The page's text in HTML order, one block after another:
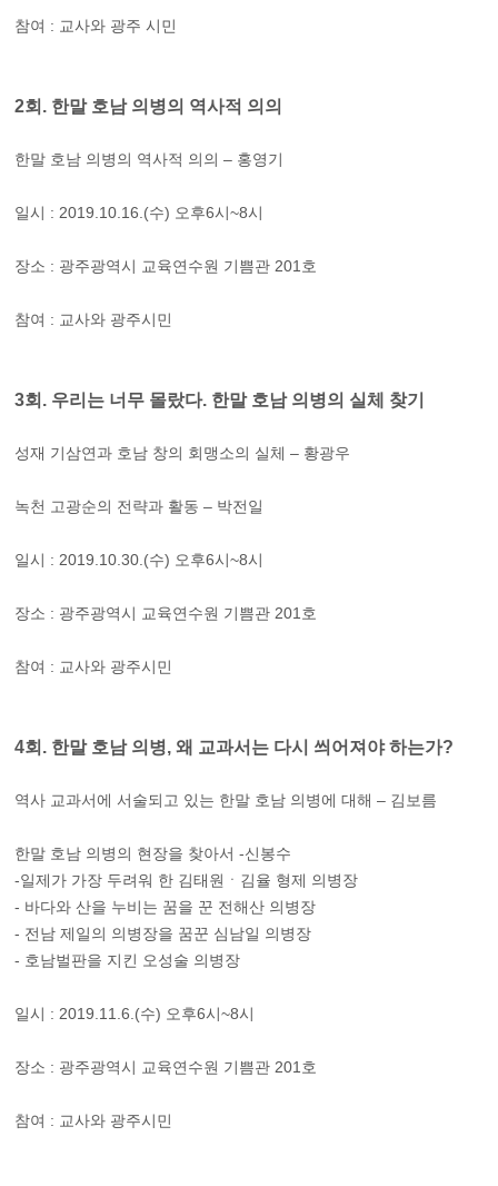
참여 : 교사와 광주 시민
2회. 한말 호남 의병의 역사적 의의
한말 호남 의병의 역사적 의의 – 홍영기
일시 : 2019.10.16.(수) 오후6시~8시
장소 : 광주광역시 교육연수원 기쁨관 201호
참여 : 교사와 광주시민
3회. 우리는 너무 몰랐다. 한말 호남 의병의 실체 찾기
성재 기삼연과 호남 창의 회맹소의 실체 – 황광우
녹천 고광순의 전략과 활동 – 박전일
일시 : 2019.10.30.(수) 오후6시~8시
장소 : 광주광역시 교육연수원 기쁨관 201호
참여 : 교사와 광주시민
4회. 한말 호남 의병, 왜 교과서는 다시 씌어져야 하는가?
역사 교과서에 서술되고 있는 한말 호남 의병에 대해 – 김보름
한말 호남 의병의 현장을 찾아서 -신봉수
-일제가 가장 두려워 한 김태원ㆍ김율 형제 의병장
- 바다와 산을 누비는 꿈을 꾼 전해산 의병장
- 전남 제일의 의병장을 꿈꾼 심남일 의병장
- 호남벌판을 지킨 오성술 의병장
일시 : 2019.11.6.(수) 오후6시~8시
장소 : 광주광역시 교육연수원 기쁨관 201호
참여 : 교사와 광주시민